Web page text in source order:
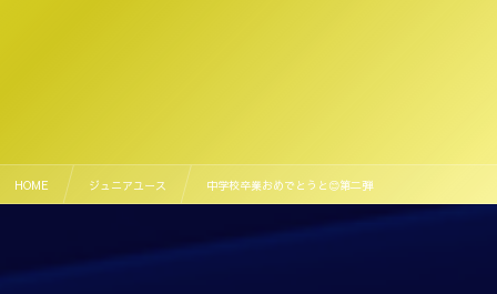
HOME ジュニアユース 中学校卒業おめでとうと😊第二弾